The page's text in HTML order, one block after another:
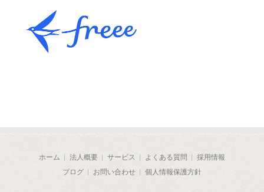
ホーム 法人概要 サービス よくある質問
採用情報
ブログ
お問い合わせ 個人情報保護方針